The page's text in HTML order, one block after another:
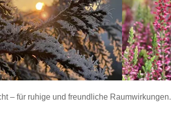
– für ruhige und freundliche Raumwirkungen.